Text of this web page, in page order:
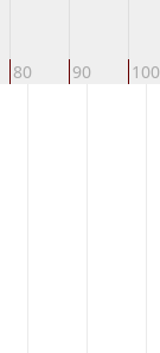
80 90 100